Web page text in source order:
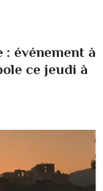
événement à
ce jeudi à